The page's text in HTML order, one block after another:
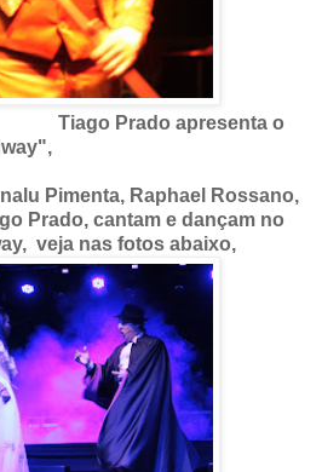
Tiago Prado apresenta o
Pimenta, Raphael Rossano,
Prado, cantam e dançam no
veja nas fotos abaixo,